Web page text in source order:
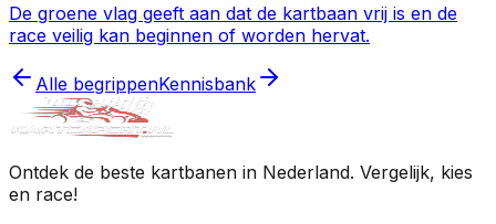
De groene vlag geeft aan dat de kartbaan vrij is en de
race veilig kan beginnen of worden hervat.
Alle begrippenKennisbank
Ontdek de beste kartbanen in Nederland. Vergelijk, kies
en race!